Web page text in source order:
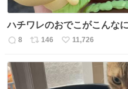
ハチワレのおでこがこんな
返
数
8
リ
ス
ト
146
い
ね
数
11,726